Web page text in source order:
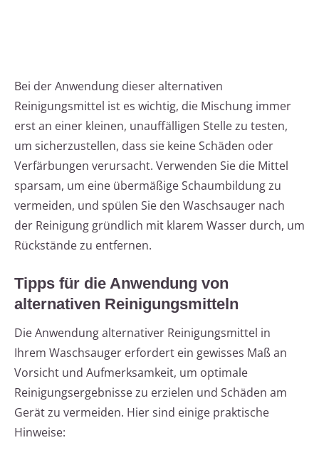
Bei der Anwendung dieser alternativen
Reinigungsmittel ist es wichtig, die Mischung immer
erst an einer kleinen, unauffälligen Stelle zu testen,
um sicherzustellen, dass sie keine Schäden oder
Verfärbungen verursacht. Verwenden Sie die Mittel
sparsam, um eine übermäßige Schaumbildung zu
vermeiden, und spülen Sie den Waschsauger nach
der Reinigung gründlich mit klarem Wasser durch, um
Rückstände zu entfernen.
Tipps für die Anwendung von
alternativen Reinigungsmitteln
Die Anwendung alternativer Reinigungsmittel in
Ihrem Waschsauger erfordert ein gewisses Maß an
Vorsicht und Aufmerksamkeit, um optimale
Reinigungsergebnisse zu erzielen und Schäden am
Gerät zu vermeiden. Hier sind einige praktische
Hinweise: